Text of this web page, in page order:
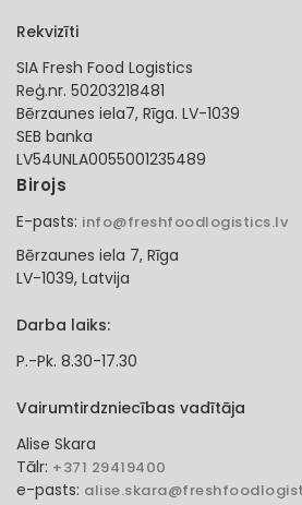
Rekvizīti
SIA Fresh Food Logistics
Reģ.nr. 50203218481
Bērzaunes iela7, Rīga. LV-1039
SEB banka
LV54UNLA0055001235489
Birojs
E-pasts: info@freshfoodlogistics.lv
Bērzaunes iela 7, Rīga
LV-1039, Latvija
Darba laiks:
P.-Pk. 8.30-17.30
Vairumtirdzniecības vadītāja
Alise Skara
Tālr: +371 29419400
e-pasts: